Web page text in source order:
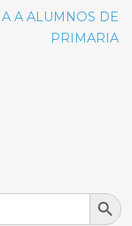
A ALUMNOS DE
PRIMARIA
Search